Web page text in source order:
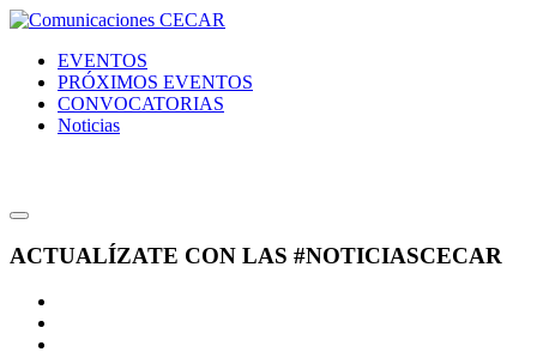
EVENTOS
PRÓXIMOS EVENTOS
CONVOCATORIAS
Noticias
ACTUALÍZATE CON LAS #NOTICIASCECAR